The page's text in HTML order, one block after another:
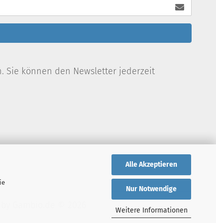
Alle Akzeptieren
Nur Notwendige
Weitere Informationen
Sie können den Newsletter jederzeit